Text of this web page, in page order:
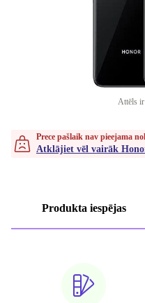
Attēls
Prece pašlaik nav pieejama
Atklājiet vēl vairāk
Produkta iespējas